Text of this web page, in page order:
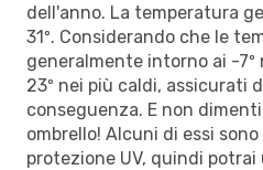
dell'anno. La temperatura
31º. Considerando che le
generalmente intorno ai -
23º nei più caldi, assicurati
conseguenza. E non
ombrello! Alcuni di essi
protezione UV, quindi potrai